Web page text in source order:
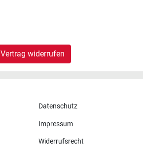
Vertrag widerrufen
Datenschutz
Impressum
Widerrufsrecht